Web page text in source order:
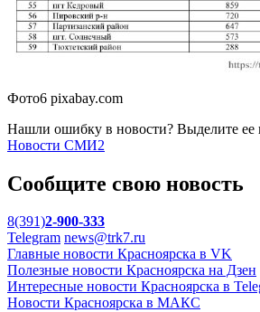
Фото6 pixabay.com
Нашли ошибку в новости? Выделите ее
Новости СМИ2
Сообщите свою новость
8(391)2-900-333
Telegram news@trk7.ru
Главные новости Красноярска в VK
Полезные новости Красноярска на Дзен
Интересные новости Красноярска в
Новости Красноярска в МАКС